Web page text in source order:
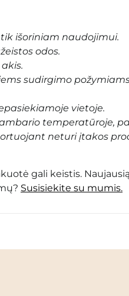
išoriniam naudojimui.
odos.
sudirgimo
vietoje.
temperatūroje,
neturi įtakos
gali keistis.
Susisiekite su mumis.